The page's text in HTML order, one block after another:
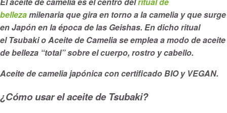
bellezamilenaria que gira en torno a la camelia y que surge
en Japón en la época de las Geishas. En dicho ritual
el Tsubaki o Aceite de Camelia se emplea a modo de aceite
de belleza “total” sobre el cuerpo, rostro y cabello.
Aceite de camelia japónica con certificado BIO y VEGAN.
¿Cómo usar el aceite de Tsubaki?